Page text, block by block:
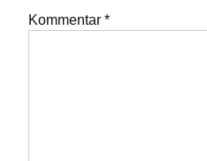
Kommentar *